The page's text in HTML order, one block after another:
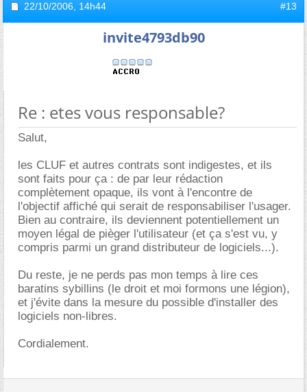
22/10/2006, 14h44 #13
invite4793db90
Re : etes vous responsable?
Salut,
les CLUF et autres contrats sont indigestes, et ils
sont faits pour ça : de par leur rédaction
complètement opaque, ils vont à l'encontre de
l'objectif affiché qui serait de responsabiliser l'usager.
Bien au contraire, ils deviennent potentiellement un
moyen légal de pièger l'utilisateur (et ça s'est vu, y
compris parmi un grand distributeur de logiciels...).
Du reste, je ne perds pas mon temps à lire ces
baratins sybillins (le droit et moi formons une légion),
et j'évite dans la mesure du possible d'installer des
logiciels non-libres.
Cordialement.